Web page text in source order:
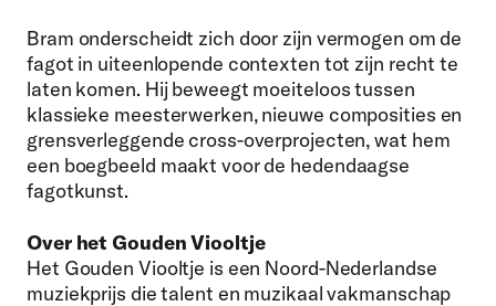
Bram onderscheidt zich door zijn vermogen om de
fagot in uiteenlopende contexten tot zijn recht te
laten komen. Hij beweegt moeiteloos tussen
klassieke meesterwerken, nieuwe composities en
grensverleggende cross-overprojecten, wat hem
een boegbeeld maakt voor de hedendaagse
fagotkunst.
Over het Gouden Viooltje
Het Gouden Viooltje is een Noord-Nederlandse
muziekprijs die talent en muzikaal vakmanschap